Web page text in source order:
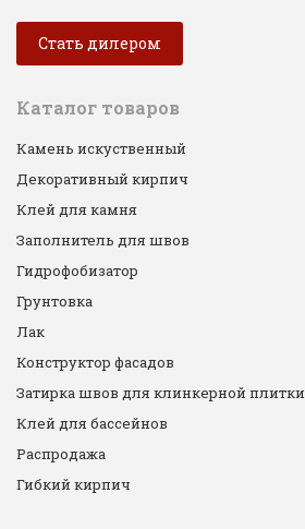
Стать дилером
Каталог товаров
Камень искуственный
Декоративный кирпич
Клей для камня
Заполнитель для швов
Гидрофобизатор
Грунтовка
Лак
Конструктор фасадов
Затирка швов для клинкерной плитки
Клей для бассейнов
Распродажа
Гибкий кирпич